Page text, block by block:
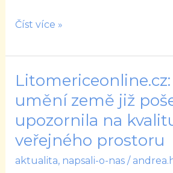
důvod
radosti?
Bude
Číst více »
umění země již
upozornila na
veřejného prostoru
aktualita, napsali-o-nas/
Litomericeonline.cz:
Akce
země
již
pošesté